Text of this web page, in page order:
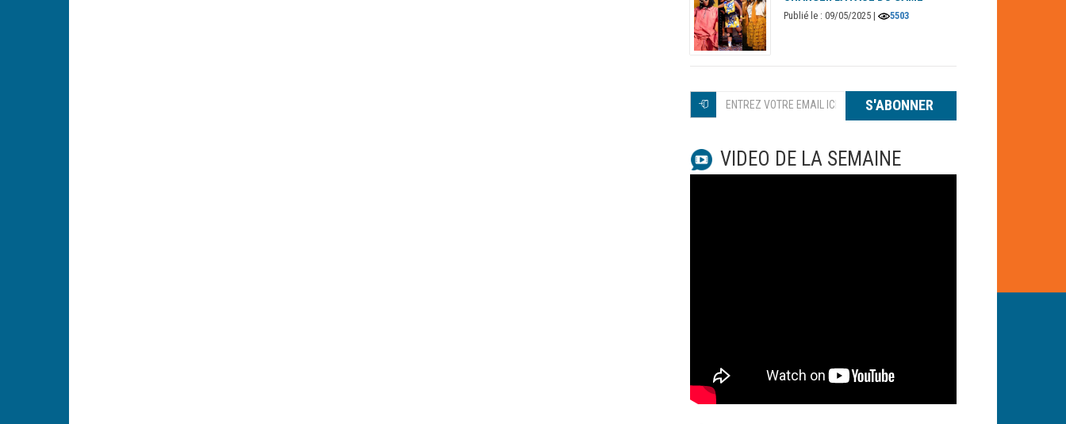
Publié le : 09/05/2025 | 5503
S'ABONNER
VIDEO DE LA SEMAINE